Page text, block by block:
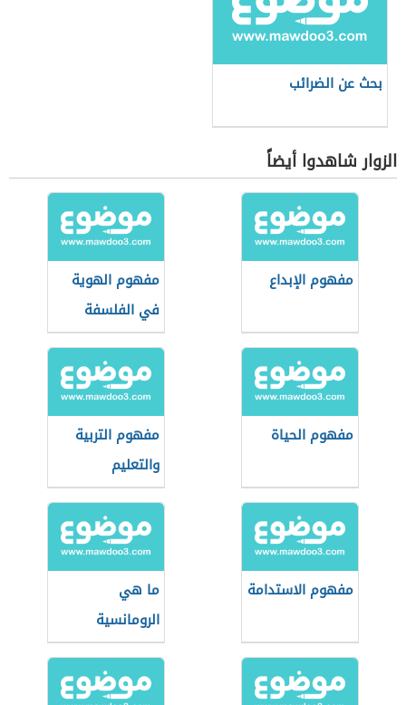
بحث عن الضرائب
الزوار شاهدوا أيضاً
مفهوم الإبداع
مفهوم الهوية
في الفلسفة
مفهوم الحياة
مفهوم التربية
والتعليم
مفهوم الاستدامة
ما هي
الرومانسية